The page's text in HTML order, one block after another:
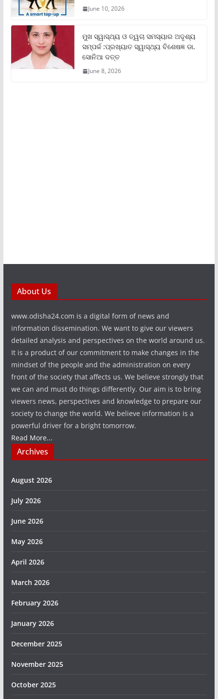
June 10, 2026
ମୁଖ ସ୍ୱାସ୍ଥ୍ୟ ଓ ତ୍ୱଚା ସମସ୍ୟାର ଅଦୃଶ୍ୟ
ସମ୍ପର୍କ :ପ୍ରଖ୍ୟାତ ସ୍ୱାସ୍ଥ୍ୟ ବିଶେଷଜ୍ଞ ଡା.
ସୋନିଆ ଦତ୍ତ
June 8, 2026
About Us
www.odisha24.com is a digital form of news and
information dissemination. We want to give our viewers
detailed analysis and perspectives on the world around us.
It is a product of our commitment to make changes in the
mindset of the people and the administration on every
front of the society that affects us. We believe strongly that
we can and must do things differently. Our aim is to bring
viewers news, perspectives and knowledge to prepare our
society to change the world. We believe information is a
powerful driver for a bright tomorrow.
Read More...
Archives
August 2026
July 2026
June 2026
May 2026
April 2026
March 2026
February 2026
January 2026
December 2025
November 2025
October 2025